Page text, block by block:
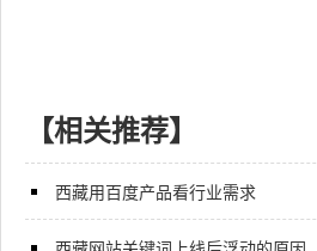
【相关推荐】
西藏用百度产品看行业需求